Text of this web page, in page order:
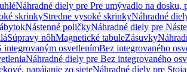
Náhradné diely pre Pre umývadlo na dosku,
skrinkyStredne vysoké skrinkyNáhradné
Nástenné poličkyNáhradné diely pre
Súpravy nôhMagnetické tabuleZásuvky
integrovaným osvetlenímBez integrovaného
Náhradné diely pre Bez integrovaného
napájanie zo sieteNáhradné diely pre